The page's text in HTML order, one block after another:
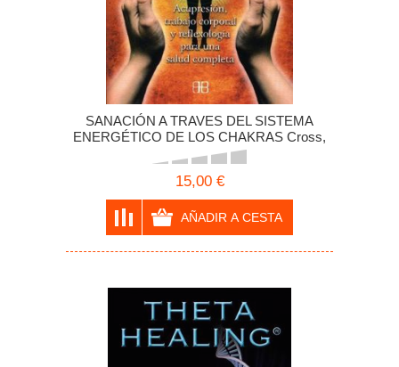
SANACIÓN A TRAVES DEL SISTEMA
ENERGÉTICO DE LOS CHAKRAS Cross,
John R.
15,00 €